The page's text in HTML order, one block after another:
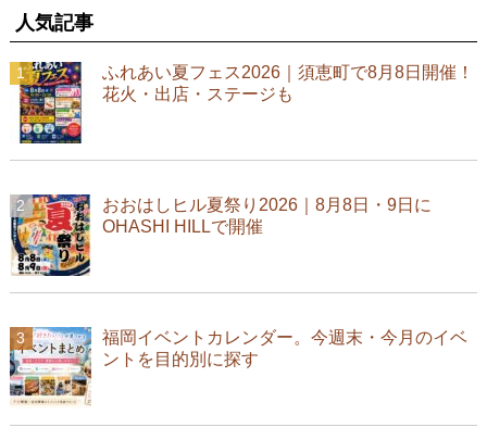
人気記事
ふれあい夏フェス2026｜須恵町で8月8日開催！
花火・出店・ステージも
おおはしヒル夏祭り2026｜8月8日・9日に
OHASHI HILLで開催
福岡イベントカレンダー。今週末・今月のイベ
ントを目的別に探す